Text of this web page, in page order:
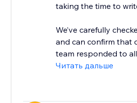
taking the time to
We’ve carefully
and can confirm that
team responded to
Читать дальше